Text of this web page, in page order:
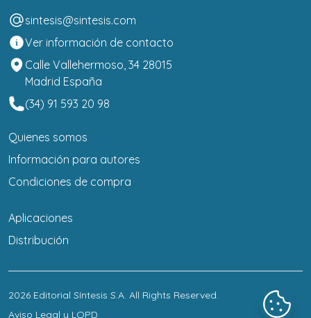
sintesis@sintesis.com
Ver información de contacto
Calle Vallehermoso, 34 28015
Madrid España
(34) 91 593 20 98
Quienes somos
Información para autores
Condiciones de compra
Aplicaciones
Distribución
2026 Editorial Síntesis S.A. All Rights Reserved.
Aviso Legal y LOPD